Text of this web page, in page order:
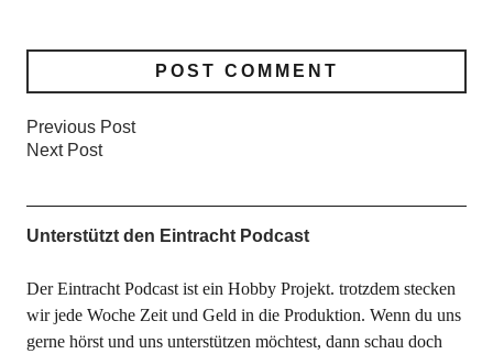
Previous Post
Next Post
Unterstützt den Eintracht Podcast
Der Eintracht Podcast ist ein Hobby Projekt. trotzdem stecken
wir jede Woche Zeit und Geld in die Produktion. Wenn du uns
gerne hörst und uns unterstützen möchtest, dann schau doch